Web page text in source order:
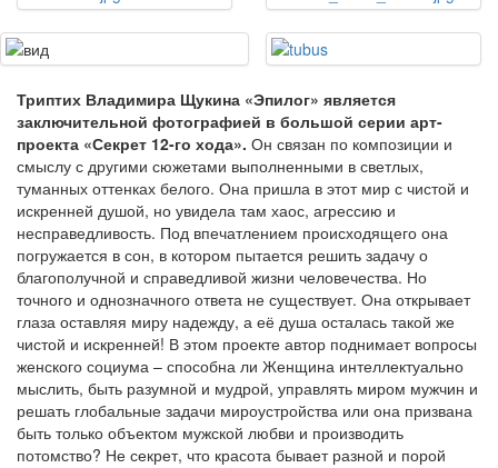
Триптих Владимира Щукина «Эпилог» является
заключительной фотографией в большой серии арт-
проекта «Секрет 12-го хода». Он связан по композиции и
смыслу с другими сюжетами выполненными в светлых,
туманных оттенках белого. Она пришла в этот мир с чистой и
искренней душой, но увидела там хаос, агрессию и
несправедливость. Под впечатлением происходящего она
погружается в сон, в котором пытается решить задачу о
благополучной и справедливой жизни человечества. Но
точного и однозначного ответа не существует. Она открывает
глаза оставляя миру надежду, а её душа осталась такой же
чистой и искренней! В этом проекте автор поднимает вопросы
женского социума – способна ли Женщина интеллектуально
мыслить, быть разумной и мудрой, управлять миром мужчин и
решать глобальные задачи мироустройства или она призвана
быть только объектом мужской любви и производить
потомство? Не секрет, что красота бывает разной и порой